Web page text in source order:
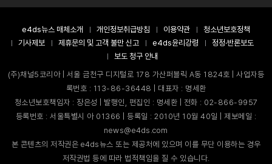
e4ds뉴스 매체소개 개인정보취급방침 이용약관
청소년보호정책
기사제보
제휴문의 및 고객 불만 신고 e4ds윤리강령
정정·반론보도
보도 청구 안내
(주)채널5코리아 | 서울 금천구 디지털로 178 가산퍼블릭 A동 1824호 | 사업자등
록번호 : 113-86-36448 | 대표자 : 명세환
청소년보호책임자 : 장은성 | 발행인, 편집인 : 명세환 | 전화 : 02-866-9957
등록번호 : 서울특별시 아 01366 | 등록일 : 2010년 10월 40일 | 제보메일 :
news@e4ds.com
본 콘텐츠의 저작권은 e4ds뉴스 또는 제공처에 있으며 이를 무단 이용하는 경우
저작권법 등에 따라 법적책임을 질 수 있습니다.